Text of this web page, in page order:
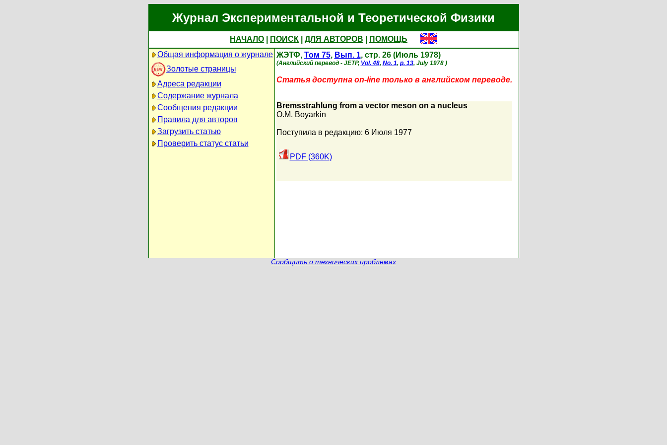
Журнал Экспериментальной и Теоретической Физики
НАЧАЛО ПОИСК ДЛЯ АВТОРОВ
ПОМОЩЬ
Общая информация о журнале
Золотые страницы
Адреса редакции
Содержание журнала
Сообщения редакции
Правила для авторов
Загрузить статью
Проверить статус статьи
ЖЭТФ, Том 75, Вып. 1, стр. 26 (Июль 1978)
(Английский перевод - JETP, Vol. 48, No. 1, p. 13, July 1978 )
Статья доступна on-line только в английском переводе.
Bremsstrahlung from a vector meson on a nucleus
O.M. Boyarkin
Поступила в редакцию: 6 Июля 1977
PDF (360K)
Сообщить о технических проблемах